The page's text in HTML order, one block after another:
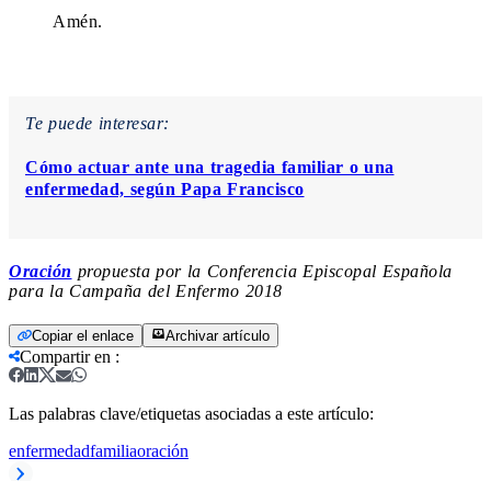
Amén.
Te puede interesar:
Cómo actuar ante una tragedia familiar o una
enfermedad, según Papa Francisco
Oración propuesta por la Conferencia Episcopal Española
para la Campaña del Enfermo 2018
Copiar el enlace Archivar artículo
Compartir en :
Las palabras clave/etiquetas asociadas a este artículo:
enfermedadfamiliaoración